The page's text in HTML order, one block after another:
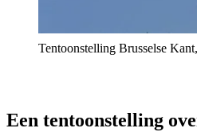
Tentoonstelling Brusselse
Een tentoonstelling